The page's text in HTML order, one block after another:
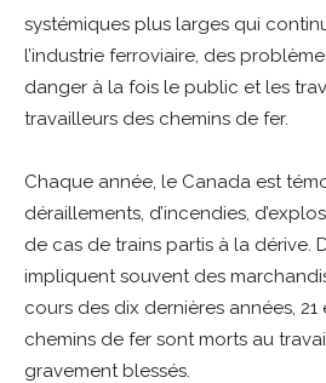
systémiques plus larges qui
l’industrie ferroviaire, des
danger à la fois le public et les
travailleurs des chemins de fer.
Chaque année, le Canada est
déraillements, d’incendies,
de cas de trains partis à la dérive.
impliquent souvent des
cours des dix dernières années,
chemins de fer sont morts au
gravement blessés.